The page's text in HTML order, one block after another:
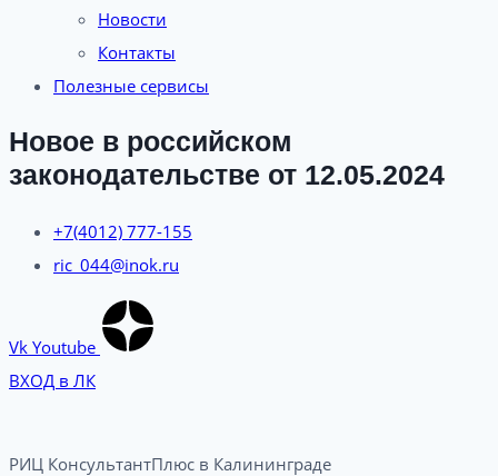
Новости
Контакты
Полезные сервисы
Новое в российском
законодательстве от 12.05.2024
+7(4012) 777-155
ric_044@inok.ru
Vk Youtube
ВХОД в ЛК
РИЦ КонсультантПлюс в Калининграде​